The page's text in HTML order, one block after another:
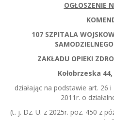
OGŁOSZENIE
107 SZPITALA
ZAKŁADU OPIEKI
Kołobrzeska 44,
działając na podstawie art. 26
2011r. o
(t. j. Dz. U. z 2025r. poz. 450 z